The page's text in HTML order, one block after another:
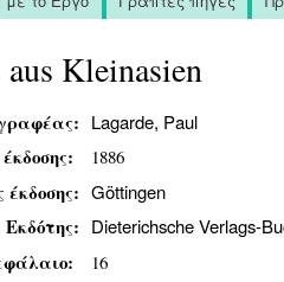
Kleinasien
Lagarde, Paul
1886
έκδοσης: Göttingen
Εκδότης: Dieterichsche Verlags-
16